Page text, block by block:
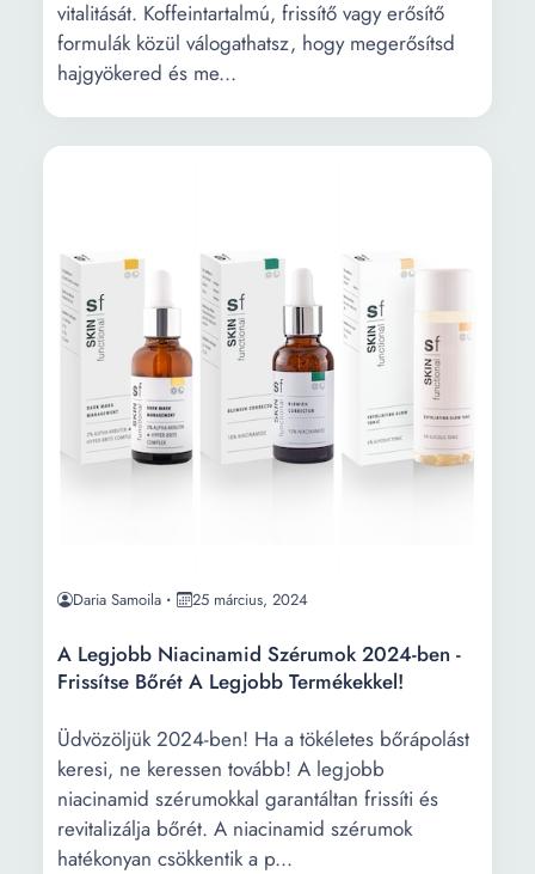
vitalitását. Koffeintartalmú, frissítő vagy erősítő
formulák közül válogathatsz, hogy megerősítsd
hajgyökered és me...
Daria Samoila 25 március, 2024
A Legjobb Niacinamid Szérumok 2024-ben -
Frissítse Bőrét A Legjobb Termékekkel!
Üdvözöljük 2024-ben! Ha a tökéletes bőrápolást
keresi, ne keressen tovább! A legjobb
niacinamid szérumokkal garantáltan frissíti és
revitalizálja bőrét. A niacinamid szérumok
hatékonyan csökkentik a p...